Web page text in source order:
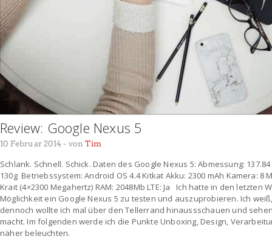
Review: Google Nexus 5
10 Februar 2014- vonTim
Schlank. Schnell. Schick. Daten des Google Nexus 5: Abmessung:
130g Betriebssystem: Android OS 4.4 Kitkat Akku: 2300 mAh Kamera: 8
Krait (4×2300 Megahertz) RAM: 2048Mb LTE: Ja Ich hatte in den letzten
Möglichkeit ein Google Nexus 5 zu testen und auszuprobieren. Ich
dennoch wollte ich mal über den Tellerrand hinaussschauen und
macht. Im folgenden werde ich die Punkte Unboxing, Design,
näher beleuchten.